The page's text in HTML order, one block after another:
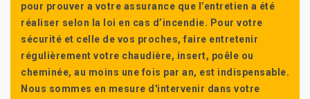
pour prouver a votre assurance que l’entretien a été
réaliser selon la loi en cas d’incendie. Pour votre
sécurité et celle de vos proches, faire entretenir
régulièrement votre chaudière, insert, poêle ou
cheminée, au moins une fois par an, est indispensable.
Nous sommes en mesure d'intervenir dans votre